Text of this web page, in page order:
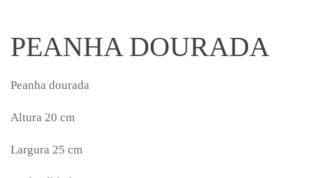
PEANHA DOURADA
Peanha dourada
Altura 20 cm
Largura 25 cm